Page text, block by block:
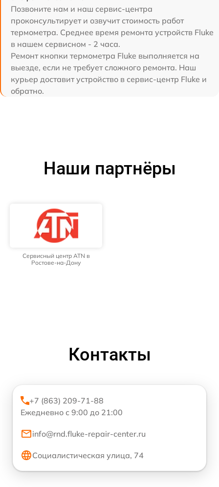
Позвоните нам и наш сервис-центра
проконсультирует и озвучит стоимость работ
термометра. Среднее время ремонта устройств Fluke
в нашем сервисном - 2 часа.
Ремонт кнопки термометра Fluke выполняется на
выезде, если не требует сложного ремонта. Наш
курьер доставит устройство в сервис-центр Fluke и
обратно.
Наши партнёры
Сервисный центр ATN в
Ростове-на-Дону
Контакты
+7 (863) 209-71-88
Ежедневно с 9:00 до 21:00
info@rnd.fluke-repair-center.ru
Социалистическая улица, 74